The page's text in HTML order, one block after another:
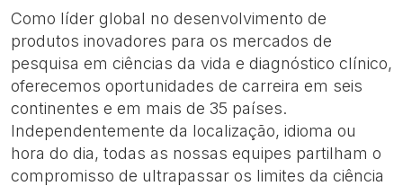
Como líder global no desenvolvimento de
produtos inovadores para os mercados de
pesquisa em ciências da vida e diagnóstico clínico,
oferecemos oportunidades de carreira em seis
continentes e em mais de 35 países.
Independentemente da localização, idioma ou
hora do dia, todas as nossas equipes partilham o
compromisso de ultrapassar os limites da ciência